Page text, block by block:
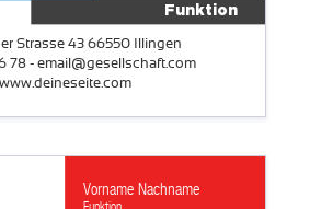
www.deineseite.com
Funktion
Strasse 43 66550 Illingen
78 - email@gesellschaft.com
Vorname Nachname